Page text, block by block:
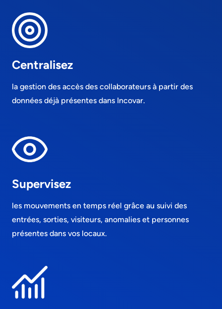
Centralisez
la gestion des accès des collaborateurs à partir des
données déjà présentes dans Incovar.
Supervisez
les mouvements en temps réel grâce au suivi des
entrées, sorties, visiteurs, anomalies et personnes
présentes dans vos locaux.